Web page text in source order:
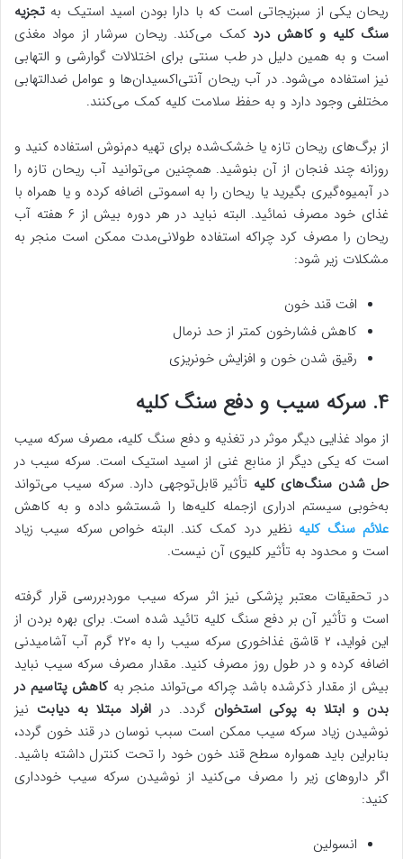
ریحان یکی از سبزیجاتی است که با دارا بودن اسید استیک به تجزیه
سنگ کلیه و کاهش درد کمک می‌کند. ریحان سرشار از مواد مغذی
است و به همین دلیل در طب سنتی برای اختلالات گوارشی و التهابی
نیز استفاده می‌شود. در آب ریحان آنتی‌اکسیدان‌ها و عوامل ضدالتهابی
مختلفی وجود دارد و به حفظ سلامت کلیه کمک می‌کنند.
از برگ‌های ریحان تازه یا خشک‌شده برای تهیه دم‌نوش استفاده کنید و
روزانه چند فنجان از آن بنوشید. همچنین می‌توانید آب ریحان تازه را
در آبمیوه‌گیری بگیرید یا ریحان را به اسموتی اضافه کرده و یا همراه با
غذای خود مصرف نمائید. البته نباید در هر دوره بیش از ۶ هفته آب
ریحان را مصرف کرد چراکه استفاده طولانی‌مدت ممکن است منجر به
مشکلات زیر شود:
افت قند خون
کاهش فشارخون کمتر از حد نرمال
رقیق شدن خون و افزایش خونریزی
۴. سرکه سیب و دفع سنگ کلیه
از مواد غذایی دیگر موثر در تغذیه و دفع سنگ کلیه، مصرف سرکه سیب
است که یکی دیگر از منابع غنی از اسید استیک است. سرکه سیب در
حل شدن سنگ‌های کلیه تأثیر قابل‌توجهی دارد. سرکه سیب می‌تواند
به‌خوبی سیستم ادراری ازجمله کلیه‌ها را شستشو داده و به کاهش
علائم سنگ کلیه نظیر درد کمک کند. البته خواص سرکه سیب زیاد
است و محدود به تأثیر کلیوی آن نیست.
در تحقیقات معتبر پزشکی نیز اثر سرکه سیب موردبررسی قرار گرفته
است و تأثیر آن بر دفع سنگ کلیه تائید شده است. برای بهره بردن از
این فواید، ۲ قاشق غذاخوری سرکه سیب را به ۲۲۰ گرم آب آشامیدنی
اضافه کرده و در طول روز مصرف کنید. مقدار مصرف سرکه سیب نباید
بیش از مقدار ذکرشده باشد چراکه می‌تواند منجر به کاهش پتاسیم در
بدن و ابتلا به پوکی استخوان گردد. در افراد مبتلا به دیابت نیز
نوشیدن زیاد سرکه سیب ممکن است سبب نوسان در قند خون گردد،
بنابراین باید همواره سطح قند خون خود را تحت کنترل داشته باشید.
اگر داروهای زیر را مصرف می‌کنید از نوشیدن سرکه سیب خودداری
کنید:
انسولین